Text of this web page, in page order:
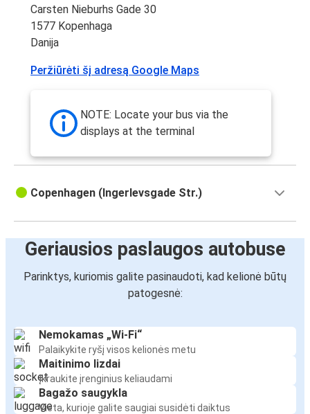
Carsten Nieburhs Gade 30
1577 Kopenhaga
Danija
Peržiūrėti šį adresą Google Maps
NOTE: Locate your bus via the
displays at the terminal
Copenhagen (Ingerlevsgade Str.)
Geriausios paslaugos autobuse
Parinktys, kuriomis galite pasinaudoti, kad kelionė būtų
patogesnė:
Nemokamas „Wi-Fi“
Palaikykite ryšį visos kelionės metu
Maitinimo lizdai
Įkraukite įrenginius keliaudami
Bagažo saugykla
Vieta, kurioje galite saugiai susidėti daiktus